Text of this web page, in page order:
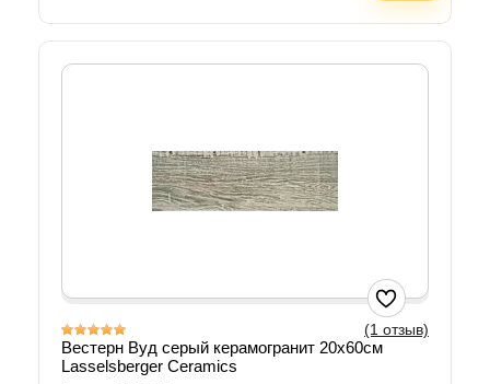
(1 отзыв)
Вестерн Вуд серый керамогранит 20х60см
Lasselsberger Ceramics